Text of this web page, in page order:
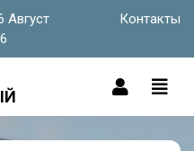
Август
Контакты